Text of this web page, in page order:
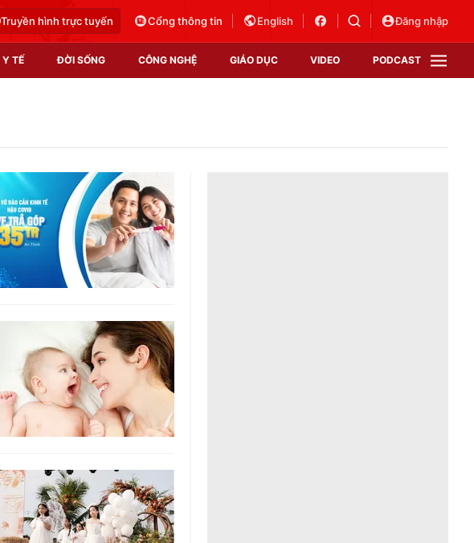
Truyền hình trực tuyến Cổng thông tin English Đăng nhập
Y TẾ ĐỜI SỐNG CÔNG NGHỆ GIÁO DỤC VIDEO PODCAST
Video
Shorts video
Podcast
EMagazine
Photo
Infographic
Góc ảnh
Công nghệ
Hitech Công nghệ tương lai
Sản phẩm
Thị trường
VTV Sức khoẻ